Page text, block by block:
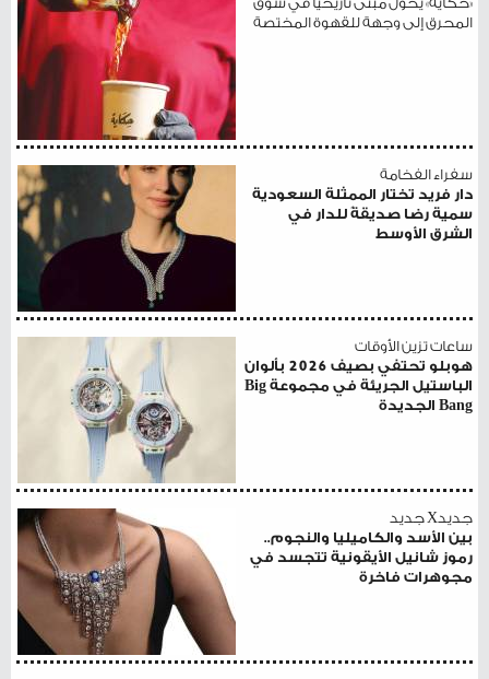
المحرق إلى وجهة للقهوة المختصة
سفراء الفخامة
دار فريد تختار الممثلة السعودية
سمية رضا صديقةً للدار في
الشرق الأوسط
ساعات تزين الأوقات
هوبلو تحتفي بصيف 2026 بألوان
الباستيل الجريئة في مجموعة Big
Bang الجديدة
جديدX جديد
بين الأسد والكاميليا والنجوم..
رموز شانيل الأيقونية تتجسد في
مجوهرات فاخرة